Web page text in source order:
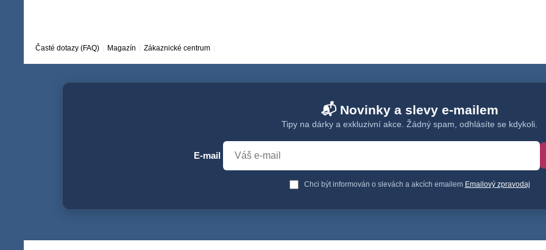
Časté dotazy (FAQ) Magazín Zákaznické centrum
📬 Novinky a slevy e-mailem
Tipy na dárky a exkluzivní akce. Žádný spam, odhlásíte se kdykoli.
E-mail
Chci být informován o slevách a akcích emailem Emailový zpravodaj